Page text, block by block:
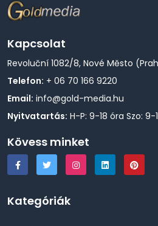
Kapcsolat
Revoluční 1082/8, Nové Město
Telefon: + 06 70 166 9220
Email: info@gold-media.hu
Nyitvatartás: H-P: 9-18 óra Szo: 9-
Kövess minket
Kategóriák